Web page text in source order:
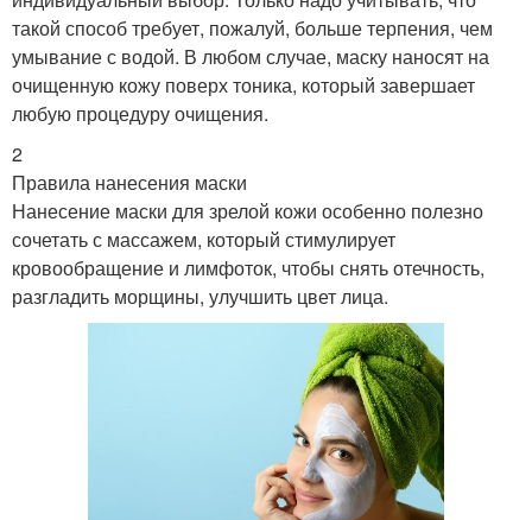
такой способ требует, пожалуй, больше терпения, чем
умывание с водой. В любом случае, маску наносят на
очищенную кожу поверх тоника, который завершает
любую процедуру очищения.
2
Правила нанесения маски
Нанесение маски для зрелой кожи особенно полезно
сочетать с массажем, который стимулирует
кровообращение и лимфоток, чтобы снять отечность,
разгладить морщины, улучшить цвет лица.